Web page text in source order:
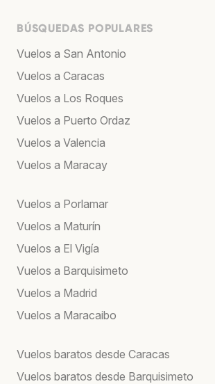
BÚSQUEDAS POPULARES
Vuelos a San Antonio
Vuelos a Caracas
Vuelos a Los Roques
Vuelos a Puerto Ordaz
Vuelos a Valencia
Vuelos a Maracay
Vuelos a Porlamar
Vuelos a Maturín
Vuelos a El Vigía
Vuelos a Barquisimeto
Vuelos a Madrid
Vuelos a Maracaibo
Vuelos baratos desde Caracas
Vuelos baratos desde Barquisimeto